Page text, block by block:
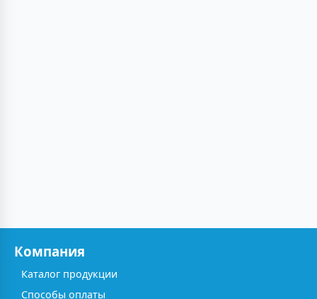
Компания
Каталог продукции
Способы оплаты